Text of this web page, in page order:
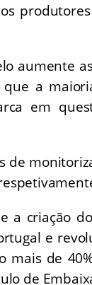
aumente
a
em
de
a criação
e
mais de
de